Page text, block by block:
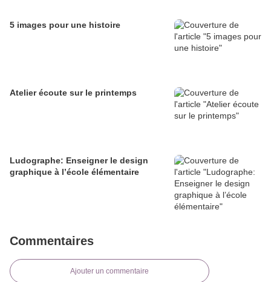
5 images pour une histoire
Atelier écoute sur le printemps
Ludographe: Enseigner le design
graphique à l’école élémentaire
Commentaires
Ajouter un commentaire